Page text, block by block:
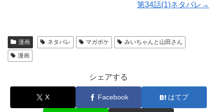
第34話(1)ネタバレ→
漫画 ネタバレ マガポケ
みいちゃんと山田さん
漫画
シェアする
X Facebook はてブ